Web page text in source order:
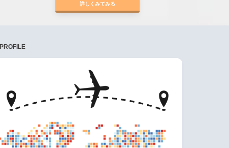
詳しくみてみる
PROFILE